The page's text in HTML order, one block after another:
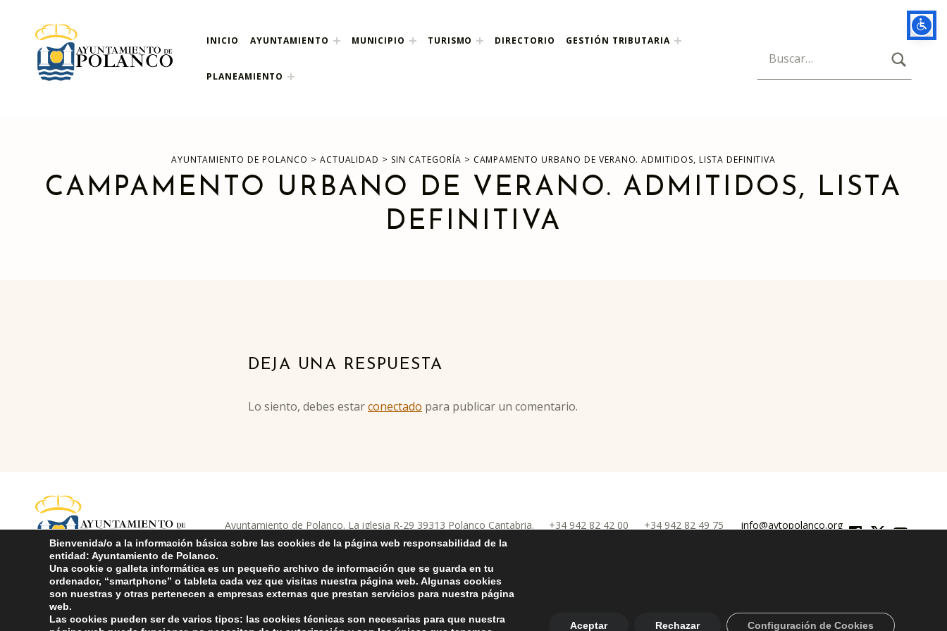
ayuntamiento de polanco
AYUNTAMIENTO DE POLANCO
INICIO AYUNTAMIENTO MUNICIPIO TURISMO DIRECTORIO GESTIÓN TRIBUTARIA
PLANEAMIENTO
Búsqueda para:
AYUNTAMIENTO DE POLANCO > ACTUALIDAD > SIN CATEGORÍA > CAMPAMENTO URBANO DE VERANO. ADMITIDOS, LISTA DEFINITIVA
CAMPAMENTO URBANO DE VERANO. ADMITIDOS, LISTA
DEFINITIVA
DEJA UNA RESPUESTA
Lo siento, debes estarconectado para publicar un comentario.
ayuntamiento de polancoAyuntamiento de Polanco. La iglesia R-29 39313 Polanco Cantabria. +34 942 82 42 00 +34 942 82 49 75
info@aytopolanco.org
Compromiso con la Protección de Datos Personales-Política de Cookies
Facebook
TwitterYouTube
Bienvenida/o a la información básica sobre las cookies de la página web responsabilidad de la
entidad: Ayuntamiento de Polanco.
Una cookie o galleta informática es un pequeño archivo de información que se guarda en tu
ordenador, “smartphone” o tableta cada vez que visitas nuestra página web. Algunas cookies
son nuestras y otras pertenecen a empresas externas que prestan servicios para nuestra página
web.
Las cookies pueden ser de varios tipos: las cookies técnicas son necesarias para que nuestra
Aceptar Rechazar Configuración de Cookies